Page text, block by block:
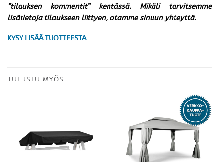
”tilauksen kommentit” kentässä. Mikäli tarvitsemme
lisätietoja tilaukseen liittyen, otamme sinuun yhteyttä.
KYSY LISÄÄ TUOTTEESTA
TUTUSTU MYÖS